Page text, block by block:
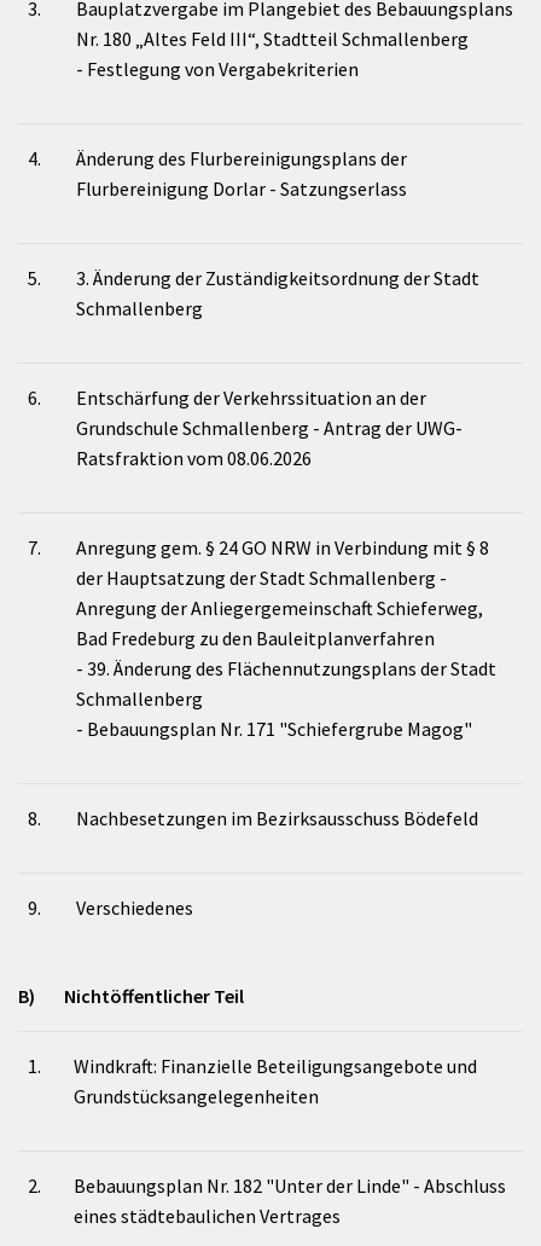
3.
Bauplatzvergabe im Plangebiet des Bebauungsplans
Nr. 180 „Altes Feld III“, Stadtteil Schmallenberg
- Festlegung von Vergabekriterien
4.
Änderung des Flurbereinigungsplans der
Flurbereinigung Dorlar - Satzungserlass
5.
3. Änderung der Zuständigkeitsordnung der Stadt
Schmallenberg
6.
Entschärfung der Verkehrssituation an der
Grundschule Schmallenberg - Antrag der UWG-
Ratsfraktion vom 08.06.2026
7.
Anregung gem. § 24 GO NRW in Verbindung mit § 8
der Hauptsatzung der Stadt Schmallenberg -
Anregung der Anliegergemeinschaft Schieferweg,
Bad Fredeburg zu den Bauleitplanverfahren
- 39. Änderung des Flächennutzungsplans der Stadt
Schmallenberg
- Bebauungsplan Nr. 171 "Schiefergrube Magog"
8. Nachbesetzungen im Bezirksausschuss Bödefeld
9. Verschiedenes
B) Nichtöffentlicher Teil
1.
Windkraft: Finanzielle Beteiligungsangebote und
Grundstücksangelegenheiten
2.
Bebauungsplan Nr. 182 "Unter der Linde" - Abschluss
eines städtebaulichen Vertrages